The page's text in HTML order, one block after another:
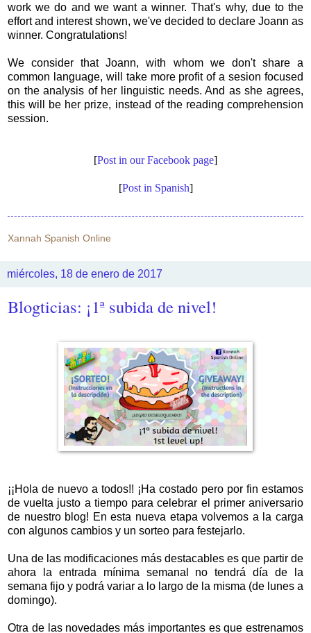
work we do and we want a winner. That's why, due to the
effort and interest shown, we've decided to declare Joann as
winner. Congratulations!
We consider that Joann, with whom we don't share a
common language, will take more profit of a sesion focused
on the analysis of her linguistic needs. And as she agrees,
this will be her prize, instead of the reading comprehension
session.
[Post in our Facebook page]
[Post in Spanish]
Xannah Spanish Online
miércoles, 18 de enero de 2017
Blogticias: ¡1ª subida de nivel!
¡¡Hola de nuevo a todos!! ¡Ha costado pero por fin estamos
de vuelta justo a tiempo para celebrar el primer aniversario
de nuestro blog! En esta nueva etapa volvemos a la carga
con algunos cambios y un sorteo para festejarlo.
Una de las modificaciones más destacables es que partir de
ahora la entrada mínima semanal no tendrá día de la
semana fijo y podrá variar a lo largo de la misma (de lunes a
domingo).
Otra de las novedades más importantes es que estrenamos